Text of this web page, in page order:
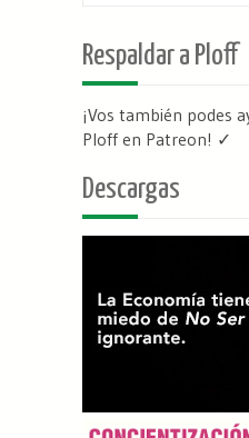
Respaldar a Ploff
¡Vos también podes
Ploff en Patreon! ✓
Descargas